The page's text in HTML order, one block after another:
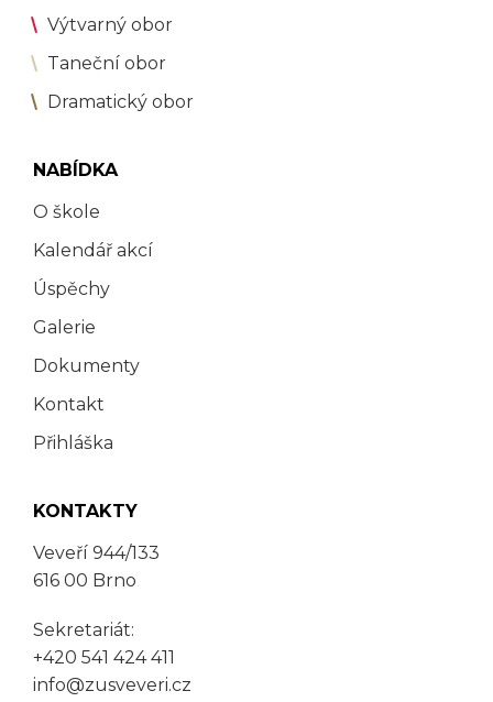
Výtvarný obor
Taneční obor
Dramatický obor
NABÍDKA
O škole
Kalendář akcí
Úspěchy
Galerie
Dokumenty
Kontakt
Přihláška
KONTAKTY
Veveří 944/133
616 00 Brno
Sekretariát:
+420 541 424 411
info@zusveveri.cz